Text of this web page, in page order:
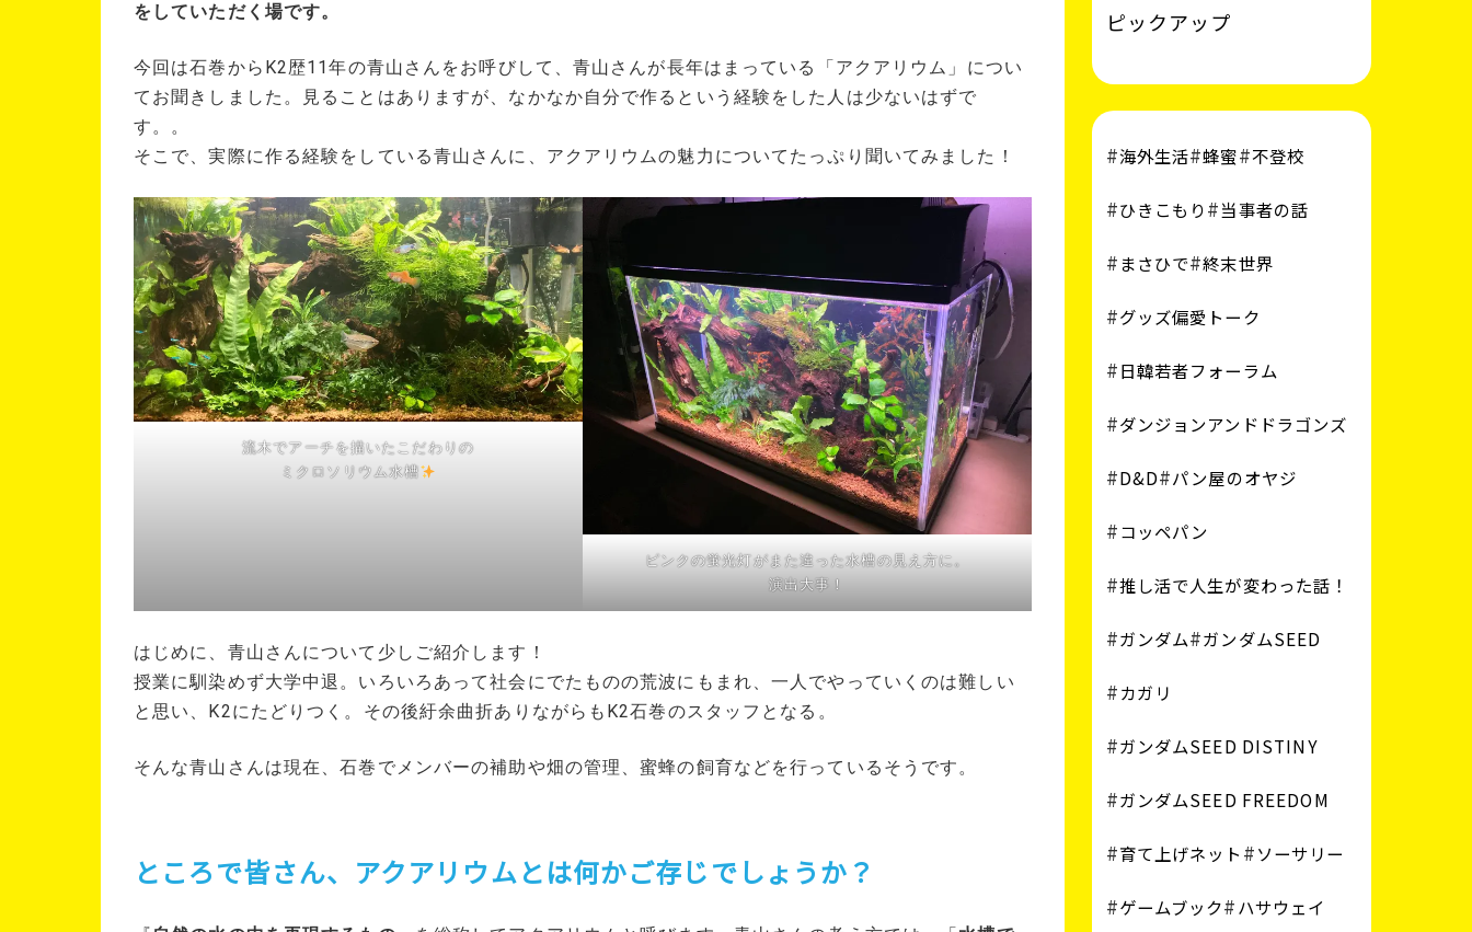
をしていただく場です。
今回は石巻からK2歴11年の青山さんをお呼びして、青山さんが長年はまっている「アクアリウム」につい
てお聞きしました。見ることはありますが、なかなか自分で作るという経験をした人は少ないはずで
す。。
そこで、実際に作る経験をしている青山さんに、アクアリウムの魅力についてたっぷり聞いてみました！
流木でアーチを描いたこだわりの
ミクロソリウム水槽
ピンクの蛍光灯がまた違った水槽の見え方に。
演出大事！
はじめに、青山さんについて少しご紹介します！
授業に馴染めず大学中退。いろいろあって社会にでたものの荒波にもまれ、一人でやっていくのは難しい
と思い、K2にたどりつく。その後紆余曲折ありながらもK2石巻のスタッフとなる。
そんな青山さんは現在、石巻でメンバーの補助や畑の管理、蜜蜂の飼育などを行っているそうです。
ところで皆さん、アクアリウムとは何かご存じでしょうか？
ピックアップ
海外生活 蜂蜜 不登校
ひきこもり 当事者の話
まさひで 終末世界
グッズ偏愛トーク
日韓若者フォーラム
ダンジョンアンドドラゴンズ
D&D パン屋のオヤジ
コッペパン
推し活で人生が変わった話！
ガンダム ガンダムSEED
カガリ
ガンダムSEED DISTINY
ガンダムSEED FREEDOM
育て上げネット ソーサリー
ゲームブック ハサウェイ